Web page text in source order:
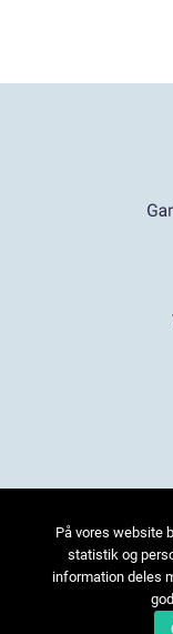
På vores website
statistik og
information deles